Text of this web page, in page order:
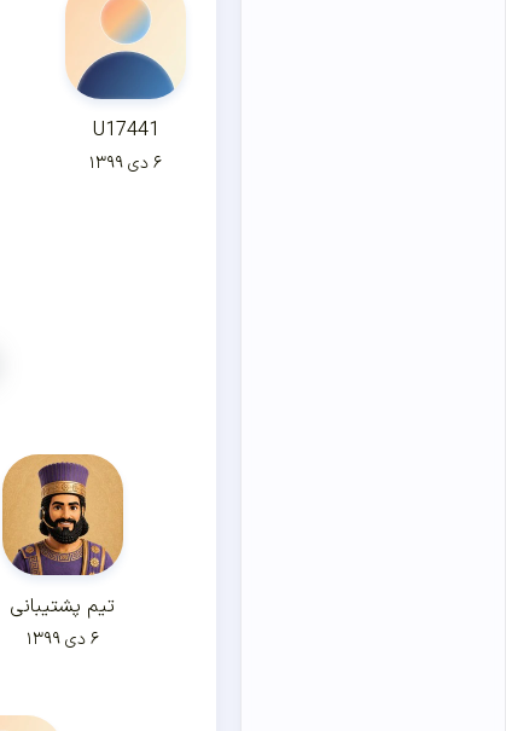
U17441
۶ دی ۱۳۹۹
تیم پشتیبانی
۶ دی ۱۳۹۹